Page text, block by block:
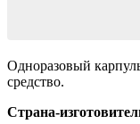
Одноразовый
средство.
Страна-